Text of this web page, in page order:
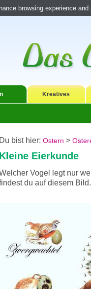
Kreatives
Du bist hier: Ostern >
Kleine Eierkunde
Vogel legt nur
du auf diesem Bild.
browsing experience